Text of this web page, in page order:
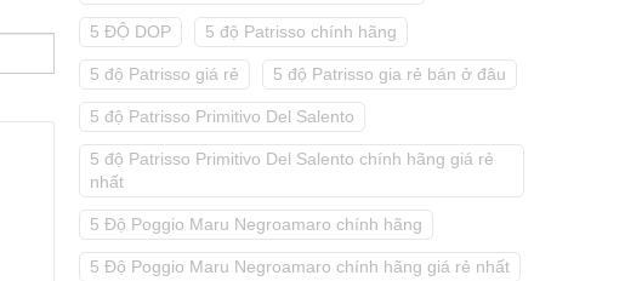
5 ĐỘ DOP 5 độ Patrisso chính hãng
5 độ Patrisso giá rẻ 5 độ Patrisso gia rẻ bán ở đâu
5 độ Patrisso Primitivo Del Salento
5 độ Patrisso Primitivo Del Salento chính hãng giá rẻ
nhất
5 Độ Poggio Maru Negroamaro chính hãng
5 Độ Poggio Maru Negroamaro chính hãng giá rẻ nhất